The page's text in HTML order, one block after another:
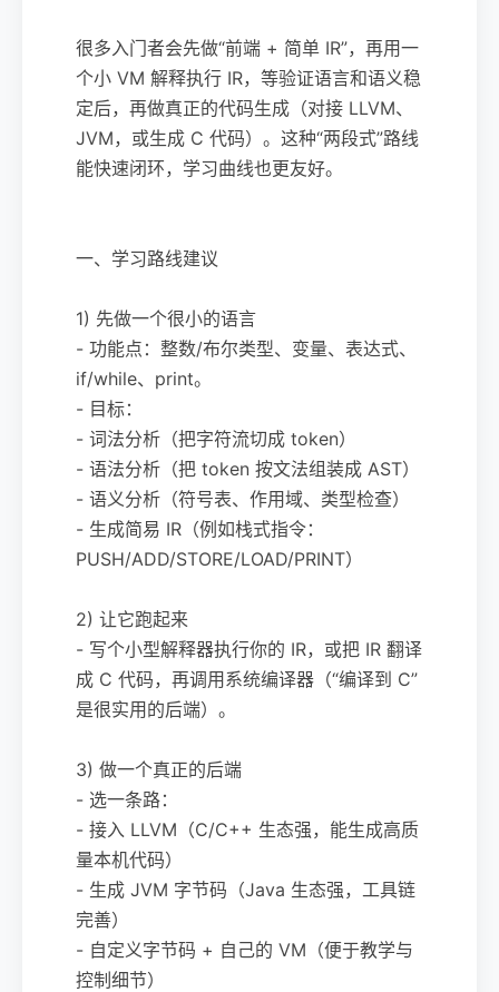
很多入门者会先做“前端 + 简单 IR”，再用一
个小 VM 解释执行 IR，等验证语言和语义稳
定后，再做真正的代码生成（对接 LLVM、
JVM，或生成 C 代码）。这种“两段式”路线
能快速闭环，学习曲线也更友好。
一、学习路线建议
1) 先做一个很小的语言
- 功能点：整数/布尔类型、变量、表达式、
if/while、print。
- 目标：
- 词法分析（把字符流切成 token）
- 语法分析（把 token 按文法组装成 AST）
- 语义分析（符号表、作用域、类型检查）
- 生成简易 IR（例如栈式指令：
PUSH/ADD/STORE/LOAD/PRINT）
2) 让它跑起来
- 写个小型解释器执行你的 IR，或把 IR 翻译
成 C 代码，再调用系统编译器（“编译到 C”
是很实用的后端）。
3) 做一个真正的后端
- 选一条路：
- 接入 LLVM（C/C++ 生态强，能生成高质
量本机代码）
- 生成 JVM 字节码（Java 生态强，工具链
完善）
- 自定义字节码 + 自己的 VM（便于教学与
控制细节）